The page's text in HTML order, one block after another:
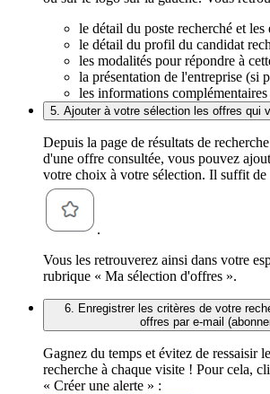
le détail du poste recherché et les
le détail du profil du candidat
les modalités pour répondre à
la présentation de l'entreprise (si
les informations complémentaires
5. Ajouter à votre sélection les offres qui
Depuis la page de résultats de
d'une offre consultée, vous pouvez
votre choix à votre sélection. Il suffit
.
Vous les retrouverez ainsi dans votre
rubrique « Ma sélection d'offres ».
6. Enregistrer les critères de votre
offres par e-mail
Gagnez du temps et évitez de ressaisir
recherche à chaque visite ! Pour cela,
« Créer une alerte » :